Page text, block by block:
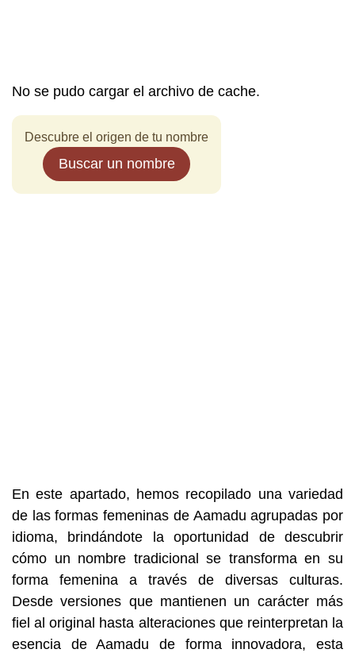
No se pudo cargar el archivo de cache.
Descubre el origen de tu nombre
Buscar un nombre
En este apartado, hemos recopilado una variedad
de las formas femeninas de Aamadu agrupadas por
idioma, brindándote la oportunidad de descubrir
cómo un nombre tradicional se transforma en su
forma femenina a través de diversas culturas.
Desde versiones que mantienen un carácter más
fiel al original hasta alteraciones que reinterpretan la
esencia de Aamadu de forma innovadora, esta